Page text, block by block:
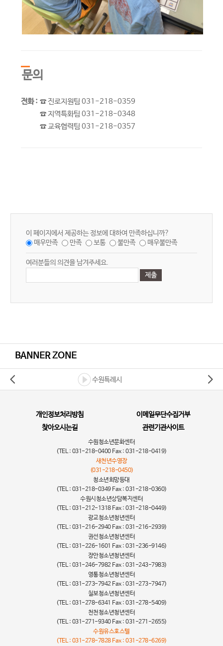
문의
전화 : ☎ 진로지원팀 031-218-0359
☎ 지역특화팀 031-218-0348
☎ 교육협력팀 031-218-0357
이 페이지에서 제공하는 정보에 대하여 만족하십니까?
매우만족
만족 보통 불만족 매우불만족
여러분들의 의견을 남겨주세요.
BANNER ZONE
수원특례시
개인정보처리방침
이메일무단수집거부
찾아오시는길
관련기관사이트
수원청소년문화센터
(TEL : 031-218-0400 Fax : 031-218-0419)
새천년수영장
(031-218-0450)
청소년희망등대
(TEL : 031-218-0349 Fax : 031-218-0360)
수원시청소년상담복지센터
(TEL : 031-212-1318 Fax : 031-218-0449)
광교청소년청년센터
(TEL : 031-216-2940 Fax : 031-216-2939)
권선청소년청년센터
(TEL : 031-226-1601 Fax : 031-236-9146)
장안청소년청년센터
(TEL : 031-246-7982 Fax : 031-243-7983)
영통청소년청년센터
(TEL : 031-273-7942 Fax : 031-273-7947)
칠보청소년청년센터
(TEL : 031-278-6341 Fax : 031-278-5409)
천천청소년청년센터
(TEL : 031-271-9340 Fax : 031-271-2655)
수원유스호스텔
(TEL : 031-278-7828 Fax : 031-278-6269)